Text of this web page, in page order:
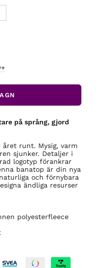
på språng, gjord
runt. Mysig, varm
sjunker. Detaljer i
logotyp förankrar
banatop är din nya
och förnybara
ändliga resurser
polyesterfleece